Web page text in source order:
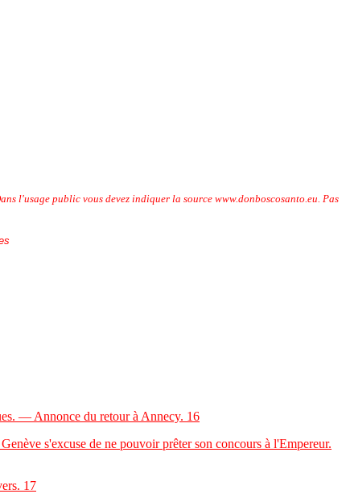
l'usage public vous devez indiquer la source www.donboscosanto.eu. Pas
— Annonce du retour à Annecy. 16
s'excuse de ne pouvoir prêter son concours à l'Empereur.
17